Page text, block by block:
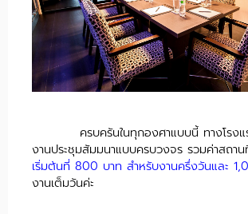
ครบครันในทุกองศาแบบนี้ ทางโรงแร
งานประชุมสัมมนาแบบครบวงจร รวมค่าสถาน
เริ่มต้นที่ 800 บาท สำหรับงานครึ่งวันและ
งานเต็มวันค่ะ